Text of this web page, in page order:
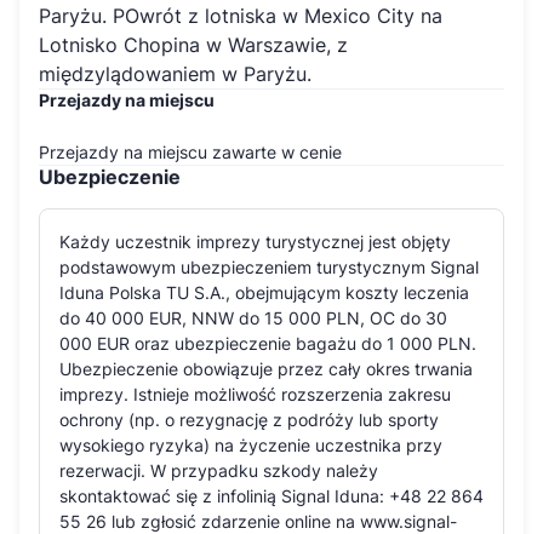
Paryżu. POwrót z lotniska w Mexico City na
Lotnisko Chopina w Warszawie, z
międzylądowaniem w Paryżu.
Przejazdy na miejscu
Przejazdy na miejscu zawarte w cenie
Ubezpieczenie
Każdy uczestnik imprezy turystycznej jest objęty
podstawowym ubezpieczeniem turystycznym Signal
Iduna Polska TU S.A., obejmującym koszty leczenia
do 40 000 EUR, NNW do 15 000 PLN, OC do 30
000 EUR oraz ubezpieczenie bagażu do 1 000 PLN.
Ubezpieczenie obowiązuje przez cały okres trwania
imprezy. Istnieje możliwość rozszerzenia zakresu
ochrony (np. o rezygnację z podróży lub sporty
wysokiego ryzyka) na życzenie uczestnika przy
rezerwacji. W przypadku szkody należy
skontaktować się z infolinią Signal Iduna: +48 22 864
55 26 lub zgłosić zdarzenie online na www.signal-